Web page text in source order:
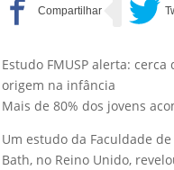
Estudo FMUSP alerta:
origem na infância
Mais de 80% dos jovens
Um estudo da Faculdade
Bath, no Reino Unido,